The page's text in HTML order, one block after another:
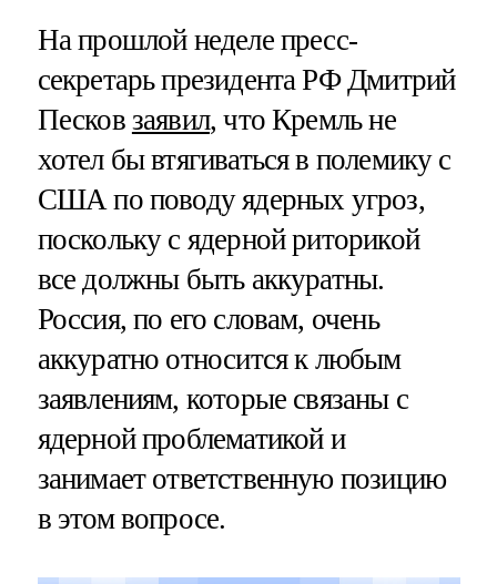
На прошлой неделе пресс-
секретарь президента РФ Дмитрий
Песков заявил, что Кремль не
хотел бы втягиваться в полемику с
США по поводу ядерных угроз,
поскольку с ядерной риторикой
все должны быть аккуратны.
Россия, по его словам, очень
аккуратно относится к любым
заявлениям, которые связаны с
ядерной проблематикой и
занимает ответственную позицию
в этом вопросе.